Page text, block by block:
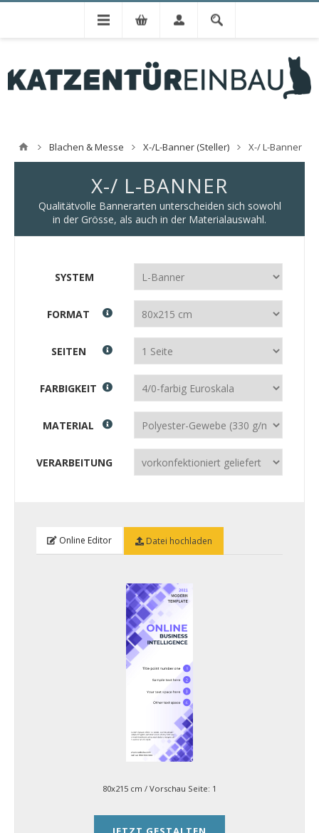
Blachen & Messe X-/L-Banner (Steller) X-/ L-Banner
X-/ L-BANNER
Qualitätvolle Bannerarten unterscheiden sich sowohl
in der Grösse, als auch in der Materialauswahl.
SYSTEM
FORMAT
SEITEN
FARBIGKEIT
MATERIAL
VERARBEITUNG
Online Editor Datei hochladen
80x215 cm / Vorschau Seite: 1